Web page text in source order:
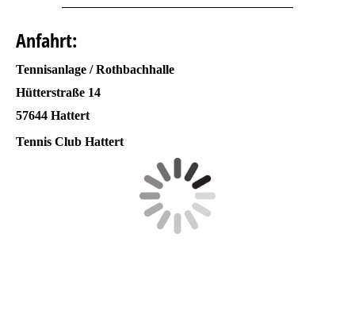
Anfahrt:
Tennisanlage / Rothbachhalle
Hütterstraße 14
57644 Hattert
Tennis Club Hattert